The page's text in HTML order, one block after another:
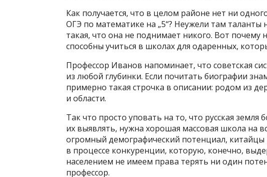
Как получается, что в целом районе нет ни
ОГЭ по математике на „5“? Неужели там таланты
такая, что она не поднимает никого. Вот почему
способны учиться в школах для одаренных,
Профессор Иванов напоминает, что советская
из любой глубинки. Если почитать биографии
примерно такая строчка в описании: родом из
и области.
Так что просто уповать на то, что русская земля
их выявлять, нужна хорошая массовая школа на
огромный демографический потенциал, китайцы
в процессе конкуренции, которую, конечно,
населением не имеем права терять ни один
профессор.